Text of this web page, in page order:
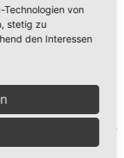
Technologien von
stetig zu
den Interessen